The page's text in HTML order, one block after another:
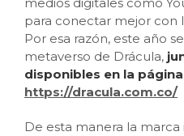
medios digitales como
para conectar mejor con
Por esa razón, este año
metaverso de Drácula,
disponibles en la
https://dracula.com.co/
De esta manera la marca